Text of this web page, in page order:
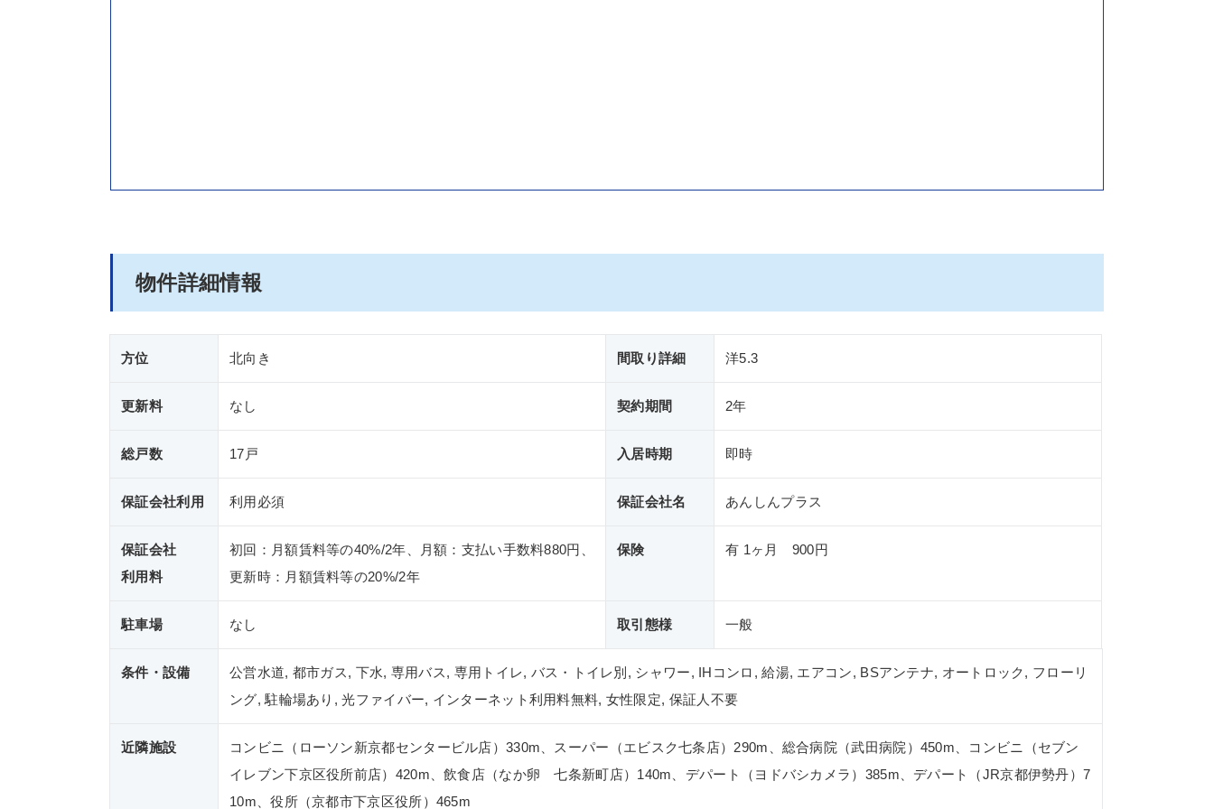
物件詳細情報
方位 北向き 間取り詳細 洋5.3
更新料 なし 契約期間 2年
総戸数 17戸 入居時期 即時
保証会社利用 利用必須 保証会社名 あんしんプラス
保証会社
利用料
初回：月額賃料等の40%/2年、月額：支払い手数料880円、
更新時：月額賃料等の20%/2年
保険 有 1ヶ月 900円
駐車場 なし 取引態様 一般
条件・設備
公営水道, 都市ガス, 下水, 専用バス, 専用トイレ, バス・トイレ別, シャワー, IHコンロ, 給湯, エアコン, BSアンテナ, オートロック, フローリ
ング, 駐輪場あり, 光ファイバー, インターネット利用料無料, 女性限定, 保証人不要
近隣施設
コンビニ（ローソン新京都センタービル店）330m、スーパー（エビスク七条店）290m、総合病院（武田病院）450m、コンビニ（セブン
イレブン下京区役所前店）420m、飲食店（なか卵 七条新町店）140m、デパート（ヨドバシカメラ）385m、デパート（JR京都伊勢丹）7
10m、役所（京都市下京区役所）465m